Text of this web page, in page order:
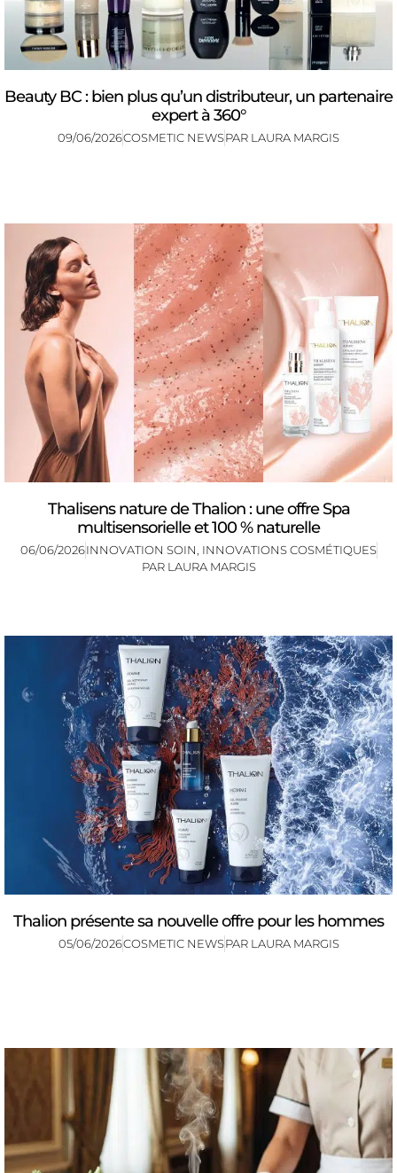
Beauty BC : bien plus qu’un distributeur, un partenaire
expert à 360°
09/06/2026COSMETIC NEWSPAR LAURA MARGIS
Thalisens nature de Thalion : une offre Spa
multisensorielle et 100 % naturelle
06/06/2026INNOVATION SOIN INNOVATIONS COSMÉTIQUES
PAR LAURA MARGIS
Thalion présente sa nouvelle offre pour les hommes
05/06/2026COSMETIC NEWSPAR LAURA MARGIS